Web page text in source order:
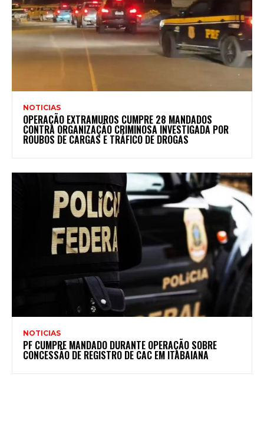
NOTICIAS
OPERAÇÃO EXTRAMUROS CUMPRE 28 MANDADOS
CONTRA ORGANIZAÇÃO CRIMINOSA INVESTIGADA POR
ROUBOS DE CARGAS E TRÁFICO DE DROGAS
NOTICIAS
PF CUMPRE MANDADO DURANTE OPERAÇÃO SOBRE
CONCESSÃO DE REGISTRO DE CAC EM ITABAIANA